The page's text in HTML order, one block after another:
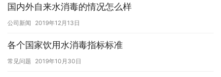
国内外自来水消毒的情况怎么样
公司新闻 2019年12月13日
各个国家饮用水消毒指标标准
常见问题 2019年10月30日